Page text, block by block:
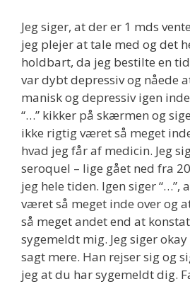
Jeg siger, at der er 1 mds
jeg plejer at tale med og det
holdbart, da jeg bestilte en
var dybt depressiv og nåede
manisk og depressiv igen
“…” kikker på skærmen og
ikke rigtig været så meget
hvad jeg får af medicin. Jeg
seroquel – lige gået ned fra
jeg hele tiden. Igen siger “…”,
været så meget inde over og
så meget andet end at
sygemeldt mig. Jeg siger
sagt mere. Han rejser sig og
jeg at du har sygemeldt dig.